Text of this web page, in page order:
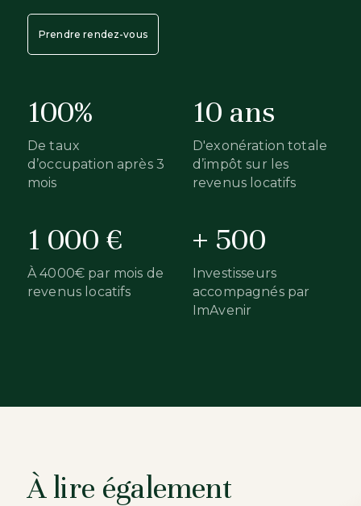
Prendre rendez-vous
100%
De taux
d’occupation après 3
mois
10 ans
D'exonération totale
d’impôt sur les
revenus locatifs
1 000 €
À 4000€ par mois de
revenus locatifs
+ 500
Investisseurs
accompagnés par
ImAvenir
À lire également